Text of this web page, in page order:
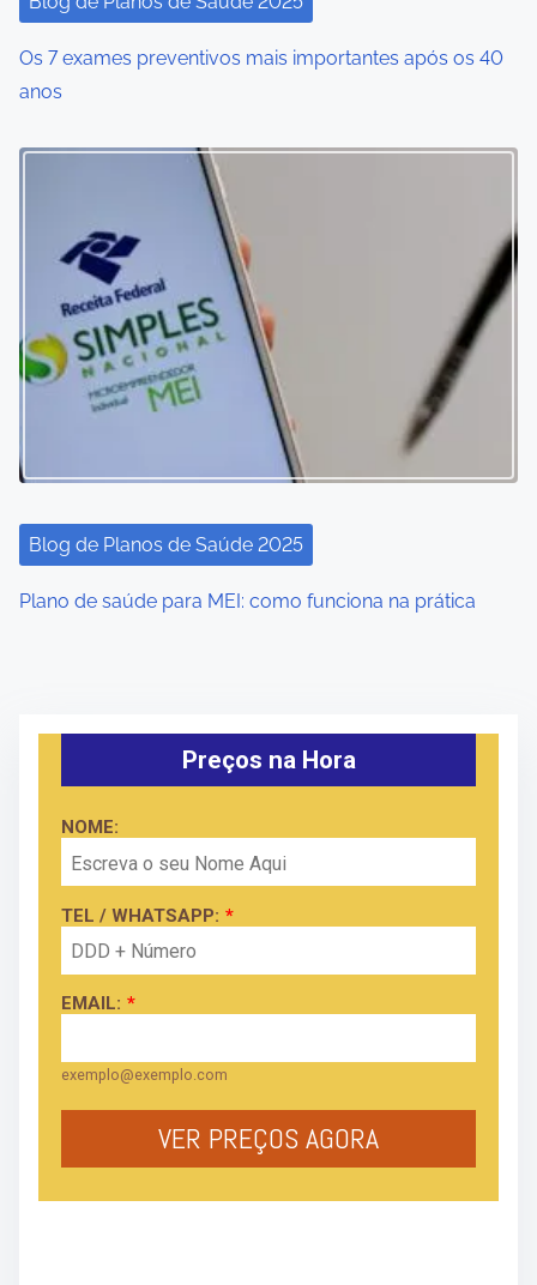
Os 7 exames preventivos mais importantes após os 40
anos
Blog de Planos de Saúde 2025
Plano de saúde para MEI: como funciona na prática